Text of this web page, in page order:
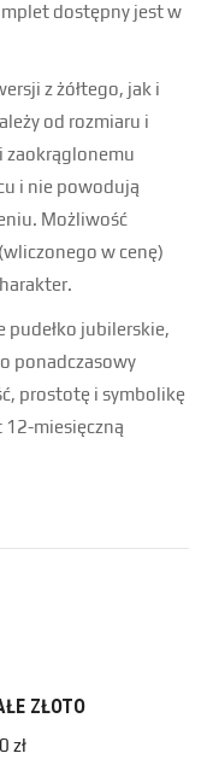
dostępny jest w
z żółtego, jak i
od rozmiaru i
zaokrąglonemu
i nie powodują
Możliwość
w cenę)
pudełko jubilerskie,
ponadczasowy
prostotę i symbolikę
miesięczną
ZŁOTO
zł